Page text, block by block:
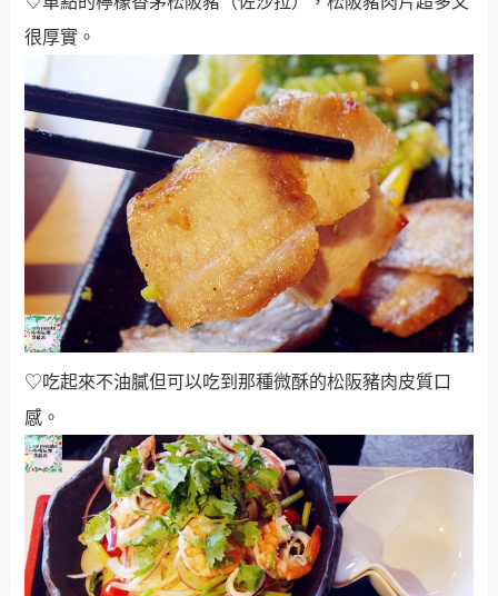
很厚實。
♡吃起來不油膩但可以吃到那種微酥的松阪豬肉皮質口
感。